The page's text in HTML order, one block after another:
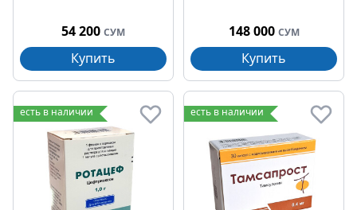
54 200 СУМ
Купить
148 000 СУМ
Купить
есть в наличии есть в наличии